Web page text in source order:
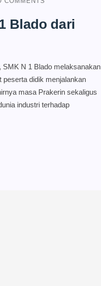
Blado dari
SMK N 1 Blado melaksanakan
peserta didik menjalankan
masa Prakerin sekaligus
industri terhadap